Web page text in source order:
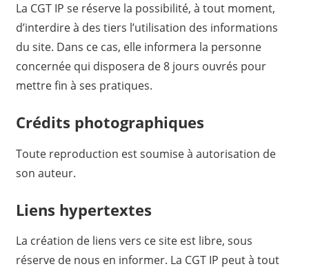
La CGT IP se réserve la possibilité, à tout moment,
d’interdire à des tiers l’utilisation des informations
du site. Dans ce cas, elle informera la personne
concernée qui disposera de 8 jours ouvrés pour
mettre fin à ses pratiques.
Crédits photographiques
Toute reproduction est soumise à autorisation de
son auteur.
Liens hypertextes
La création de liens vers ce site est libre, sous
réserve de nous en informer. La CGT IP peut à tout